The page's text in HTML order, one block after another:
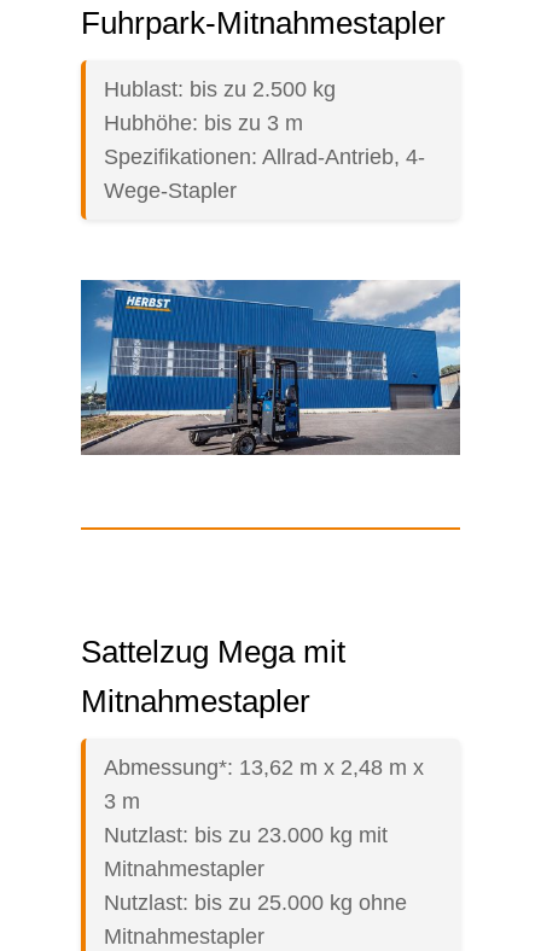
Fuhrpark-Mitnahmestapler
Hublast: bis zu 2.500 kg
Hubhöhe: bis zu 3 m
Spezifikationen: Allrad-Antrieb, 4-
Wege-Stapler
Sattelzug Mega mit
Mitnahmestapler
Abmessung*: 13,62 m x 2,48 m x
3 m
Nutzlast: bis zu 23.000 kg mit
Mitnahmestapler
Nutzlast: bis zu 25.000 kg ohne
Mitnahmestapler